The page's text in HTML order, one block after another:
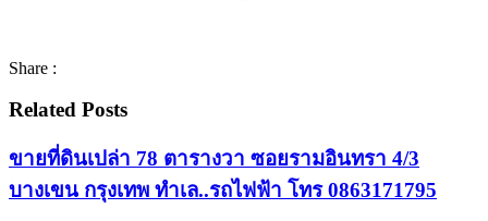
Share :
Related Posts
ขายที่ดินเปล่า 78 ตารางวา ซอยรามอินทรา 4/3
บางเขน กรุงเทพ ทำเล..รถไฟฟ้า โทร 0863171795